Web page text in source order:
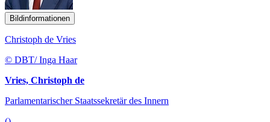
Bildinformationen
Christoph de Vries
© DBT/ Inga Haar
Vries, Christoph de
Parlamentarischer Staatssekretär des Innern